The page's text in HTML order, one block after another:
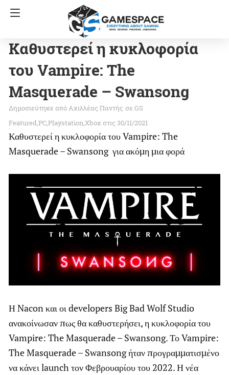
Καθυστερεί η κυκλοφορία
του Vampire: The
Masquerade – Swansong
Αχιλλέας Παντής σε GS
FeaturedPCPlaystationXbox στις 30/11/2021
Καθυστερεί η κυκλοφορία του Vampire: The
Masquerade – Swansong για ακόμη μια φορά
Η Nacon και οι developers Big Bad Wolf Studio
ανακοίνωσαν πως θα καθυστερήσει, η κυκλοφορία του
Vampire: The Masquerade – Swansong. Το Vampire:
The Masquerade – Swansong ήταν προγραμματισμένο
να κάνει launch τον Φεβρουαρίου του 2022. Η νέα